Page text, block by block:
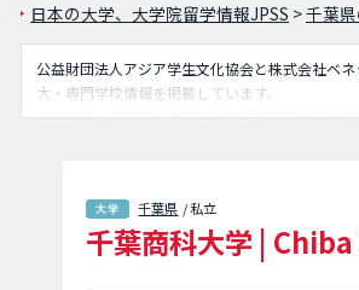
日本の大学、大学院留学情報JPSS >千葉
公益財団法人アジア学生文化協会と株式会社ベ
大・専門学校情報を掲載しています。
こちらでは千葉商科大学に関する詳細情報を記
千葉県 / 私立
千葉商科大学 |